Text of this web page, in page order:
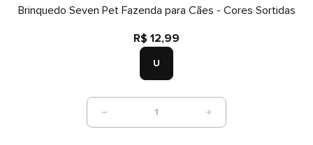
Brinquedo Seven Pet Fazenda para Cães - Cores Sortidas
R$ 12,99
U
1